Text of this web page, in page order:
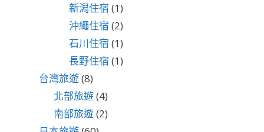
新潟住宿 (1)
沖繩住宿 (2)
石川住宿 (1)
長野住宿 (1)
台灣旅遊(8)
北部旅遊(4)
南部旅遊(2)